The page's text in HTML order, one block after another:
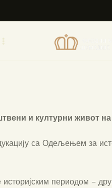
и културни живот
са Одељењем за
периодом –